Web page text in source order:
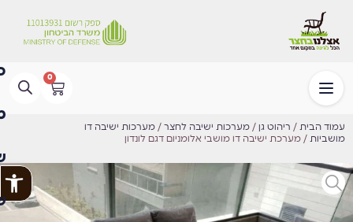
0
עמוד הבית / ריהוט גן / מערכות ישיבה לחצר / מערכות ישיבה דו
מושביות / מערכת ישיבה דו מושבי אלומניום דגם לונדון